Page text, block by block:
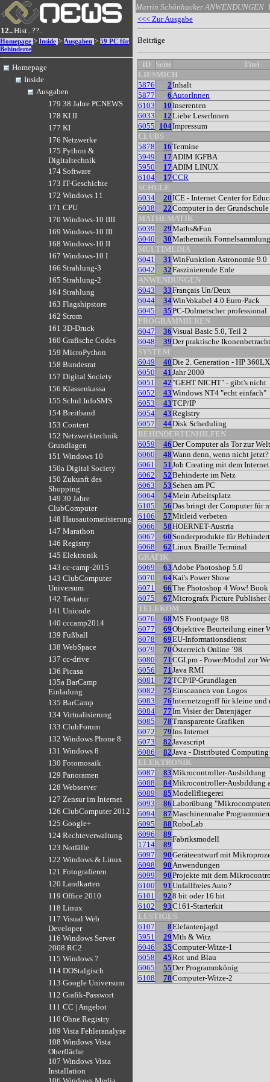
12..Hist..??..
Homepage > Inside > Ausgaben > 59 PC für
Behinderte
Homepage
Inside
Ausgaben
179 38 Jahre PCNEWS
178 KI II
177 KI
176 Netzwerke
175 Python &
Digitaltechnik
174 Software
173 IT-Geschichte
172 Windows 11
171 CPU
170 Windows-10 IIII
169 Windows-10 III
168 Windows-10 II
167 Windows-10 I
166 Strahlung-3
165 Strahlung-2
164 Strahlung
163 Flagshipstore
162 Strom
161 3D-Druck
160 Grafische Codes
159 MicroPython
158 Bundesrat
157 Digital Society
156 Klassenkassa
155 Schul.InfoSMS
154 Breitband
153 Content
152 Netzwerktechnik
Grundlagen
151 Windows 10
150a Digital Society
150 Zukunft des
Shopping
149 30 Jahre
ClubComputer
148 Hausautomatisierung
147 Marathon
146 Registry
145 Elektronik
143 cc-camp-2015
143 ClubComputer
Universum
142 Tastatur
141 Unicode
140 cccamp2014
139 Fußball
138 WebSpace
137 cc-drive
136 Picasa
135a BarCamp
Einladung
135 BarCamp
134 Virtualisierung
133 ClubForum
132 Windows Phone 8
131 Windows 8
130 Fotomosaik
129 Panoramen
128 Webserver
127 Zensur im Internet
126 ClubComputer 2012
125 Google+
124 Rechteverwaltung
123 Notfälle
122 Windows & Linux
121 Fotografieren
120 Landkarten
119 Office 2010
118 Linux
117 Visual Web
Developer
116 Windows Server
2008 RC2
115 Windows 7
114 DOStalgisch
113 Google Universum
112 Grafik-Passwort
111 CC | Angebot
110 Ohne Registry
109 Vista Fehleranalyse
108 Windows Vista
Oberfläche
107 Windows Vista
Installation
Martin Schönhacker ANWENDUNGEN
<<< Zur Ausgabe
Beiträge
ID Seite
Titel
LIESMICH
5876
2Inhalt
5877
6AutorInnen
6103
10Inserenten
6033
12Liebe LeserInnen
6055 104Impressum
CLUBS
5878
16Termine
5949
17ADIM IGFBA
5950
17ADIM LINUX
6104
17CCR
SCHULE
6034
20ICE - Internet Center for
6038
22Computer in der Grundschule
MATHEMATIK
6039
29Maths&Fun
6040
30Mathematik Formelsammlung
MULTIMEDIA
6041
31WinFunktion Astronomie 9.0
6042
32Faszinierende Erde
ANWENDUNGEN
6043
33Français Un/Deux
6044
34WinVokabel 4.0 Euro-Pack
6045
35PC-Dolmetscher professional
PROGRAMMIEREN
6047
36Visual Basic 5.0, Teil 2
6048
39Der praktische
SYSTEM
6049
40Die 2. Generation - HP
6050
41Jahr 2000
6051
42"GEHT NICHT" - gibt's nicht
6052
43Windows NT4 "echt einfach"
6053
43TCP/IP
6054
43Registry
6057
44Disk Scheduling
BEHINDERTENHILFEN
6059
46Der Computer als Tor zur Welt
6060
48Wann denn, wenn nicht jetzt?
6061
51Job Creating mit dem Internet
6062
52Behinderte im Netz
6063
53Sehen am PC
6064
54Mein Arbeitsplatz
6105
56Das bringt der Computer für
6106
57Mitleid verbeten
6066
58HOERNET-Austria
6067
60Sonderprodukte für
6068
62Linux Braille Terminal
GRAFIK
6069
63Adobe Photoshop 5.0
6070
64Kai's Power Show
6071
66The Photoshop 4 Wow! Book
6075
67Micrografx Picture Publisher
TELEKOM
6076
68MS Frontpage 98
6077
69Objektive Beurteilung einer
6078
69EU-Informationsdienst
6079
70Österreich Online ´98
6080
71CGI.pm - PowerModul zur
6056
71Java RMI
6081
72TCP/IP-Grundlagen
6082
75Einscannen von Logos
6083
76Internetzugriff für kleine und
6084
77Im Visier der Datenjäger
6085
78Transparente Grafiken
6072
79Ins Internet
6073
82Javascript
6086
82Java - Distributed Computing
ELEKTRONIK
6087
83Mikrocontroller-Ausbildung
6088
84Mikrocontroller-Ausbildung
6089
85Modellfliegerei
6093
86Laborübung
6094
87Maschinennahe
6095
88RoboLab
6096
89
Fabriksmodell
1714
89
6097
90Geräteentwurf mit
6098
90Anwendungen
6099
90Projekte mit dem
6100
91Unfallfreies Auto?
6101
928 bit oder 16 bit
6102
93C161-Starterkit
LUSTIGES
6107
8Elefantenjagd
5951
29Mth & Witz
6046
35Computer-Witze-1
6058
45Rot und Blau
6065
55Der Programmkönig
6108
78Computer-Witze-2